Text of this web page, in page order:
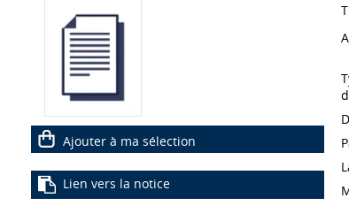
Ajouter à ma sélection
Lien vers la notice